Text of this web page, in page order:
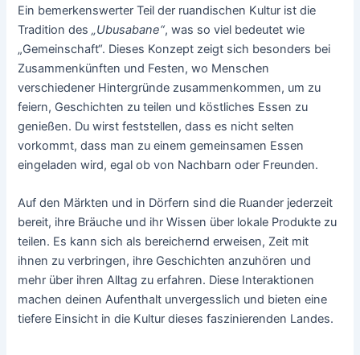
Ein bemerkenswerter Teil der ruandischen Kultur ist die
Tradition des„Ubusabane“, was so viel bedeutet wie
„Gemeinschaft“. Dieses Konzept zeigt sich besonders bei
Zusammenkünften und Festen, wo Menschen
verschiedener Hintergründe zusammenkommen, um zu
feiern, Geschichten zu teilen und köstliches Essen zu
genießen. Du wirst feststellen, dass es nicht selten
vorkommt, dass man zu einem gemeinsamen Essen
eingeladen wird, egal ob von Nachbarn oder Freunden.
Auf den Märkten und in Dörfern sind die Ruander jederzeit
bereit, ihre Bräuche und ihr Wissen über lokale Produkte zu
teilen. Es kann sich als bereichernd erweisen, Zeit mit
ihnen zu verbringen, ihre Geschichten anzuhören und
mehr über ihren Alltag zu erfahren. Diese Interaktionen
machen deinen Aufenthalt unvergesslich und bieten eine
tiefere Einsicht in die Kultur dieses faszinierenden Landes.